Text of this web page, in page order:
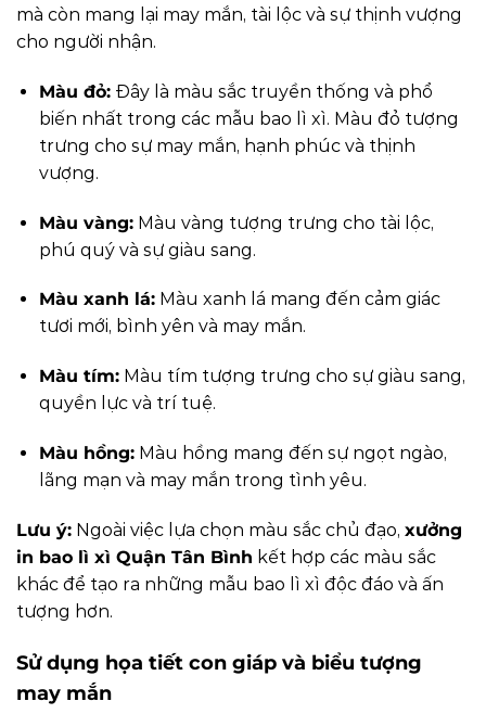
mà còn mang lại may mắn, tài lộc và sự thịnh vượng
cho người nhận.
Màu đỏ:Đây là màu sắc truyền thống và phổ
biến nhất trong các mẫu bao lì xì. Màu đỏ tượng
trưng cho sự may mắn, hạnh phúc và thịnh
vượng.
Màu vàng:Màu vàng tượng trưng cho tài lộc,
phú quý và sự giàu sang.
Màu xanh lá:Màu xanh lá mang đến cảm giác
tươi mới, bình yên và may mắn.
Màu tím:Màu tím tượng trưng cho sự giàu sang,
quyền lực và trí tuệ.
Màu hồng:Màu hồng mang đến sự ngọt ngào,
lãng mạn và may mắn trong tình yêu.
Lưu ý: Ngoài việc lựa chọn màu sắc chủ đạo, xưởng
in bao lì xì Quận Tân Bình kết hợp các màu sắc
khác để tạo ra những mẫu bao lì xì độc đáo và ấn
tượng hơn.
Sử dụng họa tiết con giáp và biểu tượng
may mắn